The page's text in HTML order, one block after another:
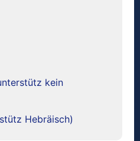
kein
Hebräisch)